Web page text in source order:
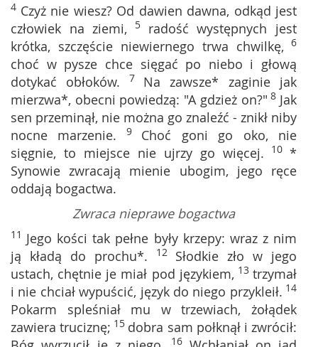
4 Czyż nie wiesz? Od dawien dawna, odkąd jest
człowiek na ziemi, 5 radość występnych jest
krótka, szczęście niewiernego trwa chwilkę, 6
choć w pysze chce sięgać po niebo i głową
dotykać obłoków. 7 Na zawsze* zaginie jak
mierzwa*, obecni powiedzą: "A gdzież on?" 8 Jak
sen przeminął, nie można go znaleźć - znikł niby
nocne marzenie. 9 Choć goni go oko, nie
sięgnie, to miejsce nie ujrzy go więcej. 10 *
Synowie zwracają mienie ubogim, jego ręce
oddają bogactwa.
Zwraca nieprawe bogactwa
11 Jego kości tak pełne były krzepy: wraz z nim
ją kładą do prochu*. 12 Słodkie zło w jego
ustach, chętnie je miał pod językiem, 13trzymał
i nie chciał wypuścić, język do niego przykleił. 14
Pokarm spleśniał mu w trzewiach, żołądek
zawiera truciznę; 15 dobra sam połknął i zwrócił:
16